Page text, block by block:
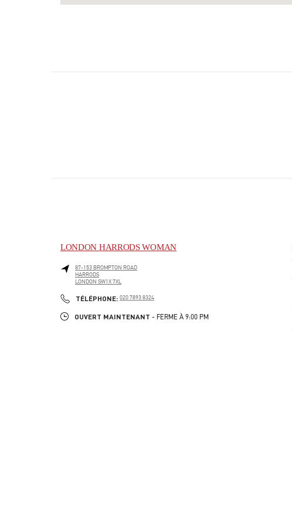
LONDON HARRODS WOMAN
87-153 BROMPTON ROAD
HARRODS
LONDON SW1X 7XL
TÉLÉPHONE: PHONE
020 7893 8324
OUVERT MAINTENANT - FERME À 9:00 PM